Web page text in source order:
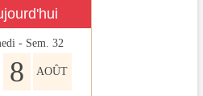
- Sem. 32
8 AOÛT